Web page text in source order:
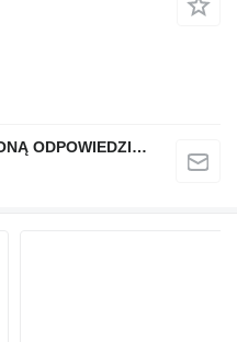
QINDITO SPÓŁKA Z OGRANICZONĄ ODPOWIEDZIALNOŚCIĄ